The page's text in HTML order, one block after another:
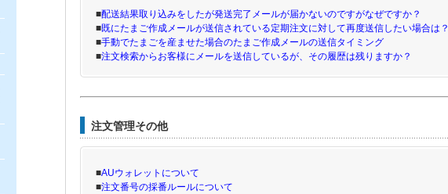
■配送結果取り込みをしたが発送完了メールが届かないのですがなぜですか？
■既にたまご作成メールが送信されている定期注文に対して再度送信したい場合は？
■手動でたまごを産ませた場合のたまご作成メールの送信タイミング
■注文検索からお客様にメールを送信しているが、その履歴は残りますか？
注文管理その他
■AUウォレットについて
■注文番号の採番ルールについて